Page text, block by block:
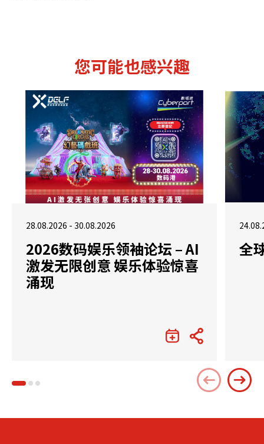
您可能也感兴趣
28.08.2026 - 30.08.2026
2026数码娱乐领袖论坛 – AI
激发无限创意 娱乐体验惊喜
涌现
全